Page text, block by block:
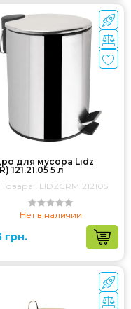
для мусора Lidz
121.21.05 5 л
LIDZCRM1212105
Нет в наличии
грн.